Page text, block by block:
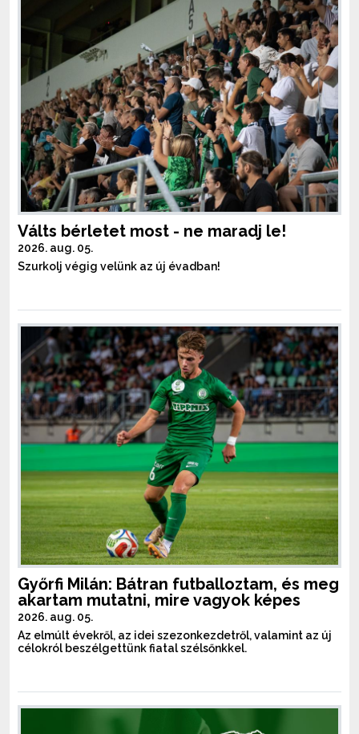
Válts bérletet most - ne maradj le!
2026. aug. 05.
Szurkolj végig velünk az új évadban!
Győrfi Milán: Bátran futballoztam, és meg
akartam mutatni, mire vagyok képes
2026. aug. 05.
Az elmúlt évekről, az idei szezonkezdetről, valamint az új
célokról beszélgettünk fiatal szélsőnkkel.